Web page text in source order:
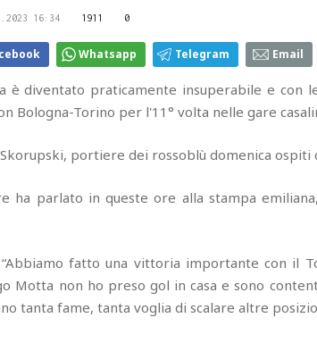
16:34 1911 0
Whatsapp Telegram Email
è diventato praticamente insuperabile e con
Bologna-Torino per l'11° volta nelle gare
portiere dei rossoblù domenica ospiti
ha parlato in queste ore alla stampa
fatto una vittoria importante con il
Motta non ho preso gol in casa e sono
tanta fame, tanta voglia di scalare altre